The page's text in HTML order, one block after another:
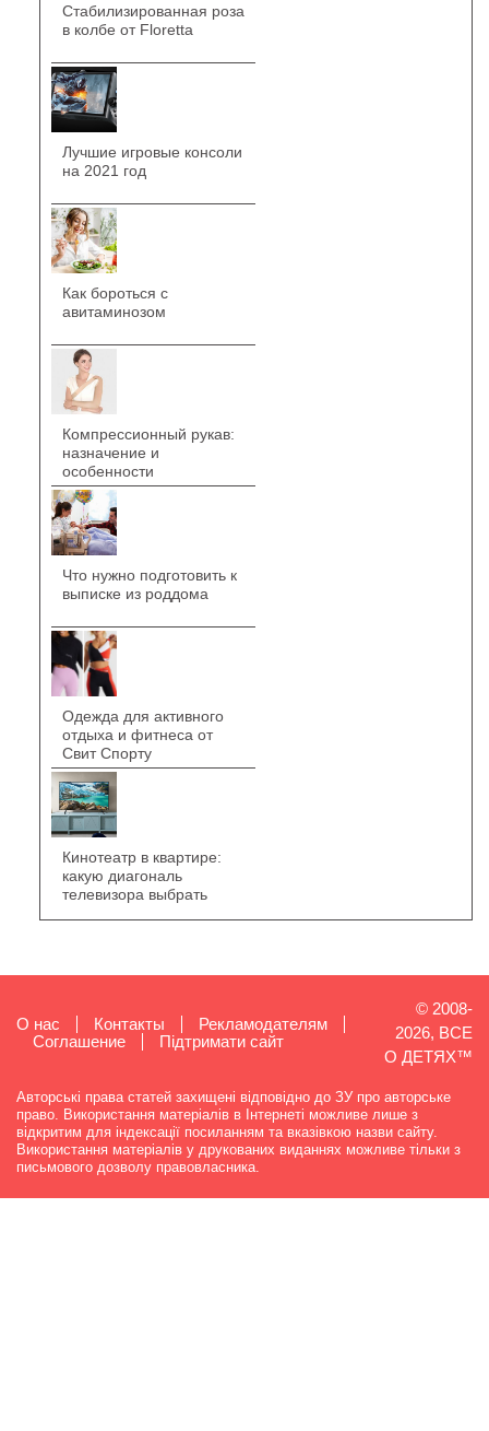
Стабилизированная роза
в колбе от Floretta
Лучшие игровые консоли
на 2021 год
Как бороться с
авитаминозом
Компрессионный рукав:
назначение и
особенности
Что нужно подготовить к
выписке из роддома
Одежда для активного
отдыха и фитнеса от
Свит Спорту
Кинотеатр в квартире:
какую диагональ
телевизора выбрать
О нас Контакты
Рекламодателям
Cоглашение
Підтримати сайт
© 2008-
2026, ВСЕ
О ДЕТЯХ™
Авторські права статей захищені відповідно до ЗУ про авторське
право. Використання матеріалів в Інтернеті можливе лише з
відкритим для індексації посиланням та вказівкою назви сайту.
Використання матеріалів у друкованих виданнях можливе тільки з
письмового дозволу правовласника.